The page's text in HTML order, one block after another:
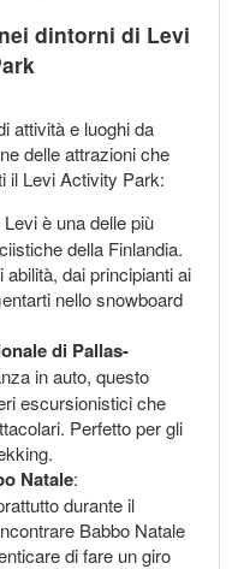
dintorni di Levi
attività e luoghi da
delle attrazioni che
il Levi Activity Park:
Levi è una delle più
della Finlandia.
dai principianti ai
nello snowboard
di Pallas-
in auto, questo
escursionistici che
Perfetto per gli
Natale:
durante il
Babbo Natale
di fare un giro